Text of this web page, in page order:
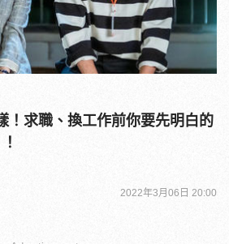
！求職、換工作前你要先明白的
2022年3月06日 20:00